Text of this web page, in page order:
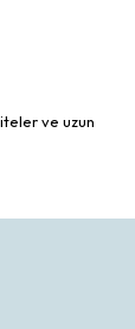
ve uzun